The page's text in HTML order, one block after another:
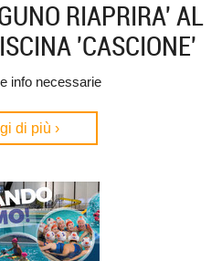
RIAPRIRA' AL
'CASCIONE'
info necessarie
di più ›